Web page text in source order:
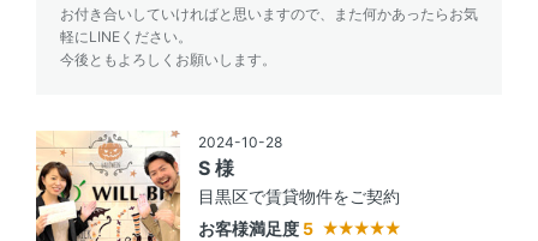
お付き合いしていければと思いますので、また何かあったらお気
軽にLINEください。
今後ともよろしくお願いします。
2024-10-28
S 様
目黒区で賃貸物件をご契約
お客様満足度 5